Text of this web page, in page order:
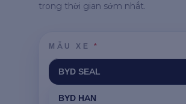
trong thời gian sớm nhất.
MẪU XE*
BYD SEAL
BYD HAN